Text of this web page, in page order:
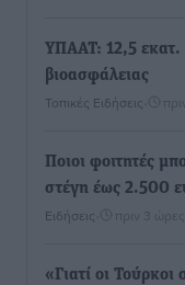
ΥΠΑΑΤ: 12,5 εκατ.
βιοασφάλειας
Τοπικές Ειδήσεις
Ποιοι φοιτητές
στέγη έως 2.500
Ειδήσεις πριν 3 ώρες
«Γιατί οι